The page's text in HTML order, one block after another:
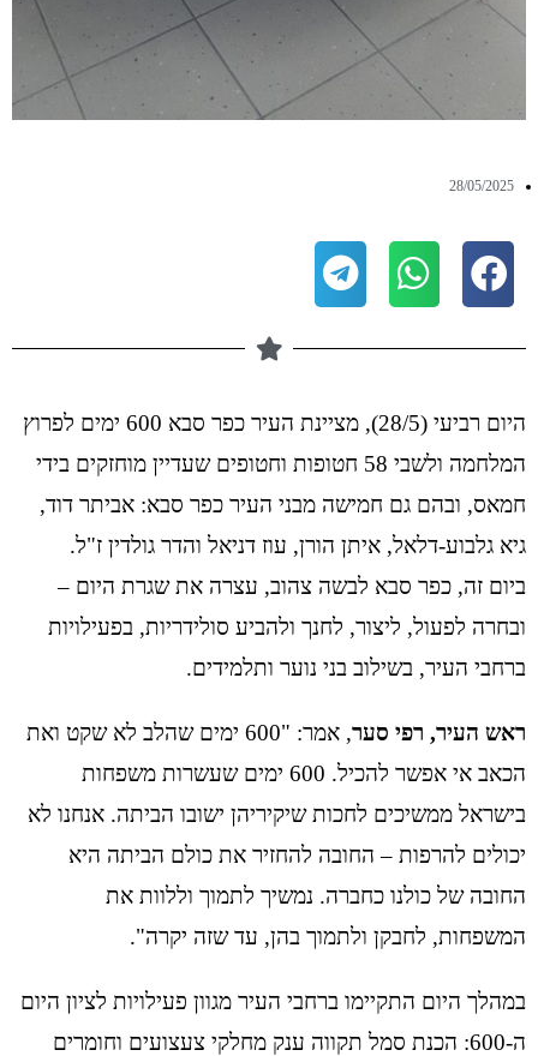
28/05/2025
היום רביעי (28/5), מציינת העיר כפר סבא 600 ימים לפרוץ
המלחמה ולשבי 58 חטופות וחטופים שעדיין מוחזקים בידי
חמאס, ובהם גם חמישה מבני העיר כפר סבא: אביתר דוד,
גיא גלבוע-דלאל, איתן הורן, עוז דניאל והדר גולדין ז"ל.
ביום זה, כפר סבא לבשה צהוב, עצרה את שגרת היום –
ובחרה לפעול, ליצור, לחנך ולהביע סולידריות, בפעילויות
ברחבי העיר, בשילוב בני נוער ותלמידים.
ראש העיר, רפי סער
, אמר: "600 ימים שהלב לא שקט ואת
הכאב אי אפשר להכיל. 600 ימים שעשרות משפחות
בישראל ממשיכים לחכות שיקיריהן ישובו הביתה. אנחנו לא
יכולים להרפות – החובה להחזיר את כולם הביתה היא
החובה של כולנו כחברה. נמשיך לתמוך וללוות את
המשפחות, לחבקן ולתמוך בהן, עד שזה יקרה".
במהלך היום התקיימו ברחבי העיר מגוון פעילויות לציון היום
ה-600: הכנת סמל תקווה ענק מחלקי צעצועים וחומרים